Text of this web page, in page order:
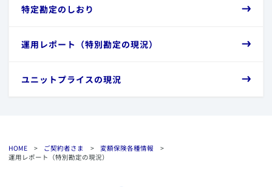
​特定勘定のしおり
​運用レポート（特別勘定の現況）
​ユニットプライスの現況
HOME > ご契約者さま > 変額保険各種情報
>
運用レポート（特別勘定の現況）